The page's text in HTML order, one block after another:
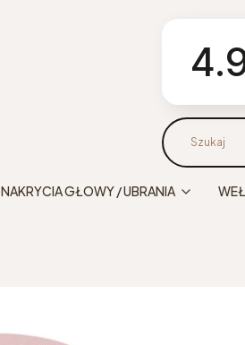
NAKRYCIA GŁOWY / UBRANIA